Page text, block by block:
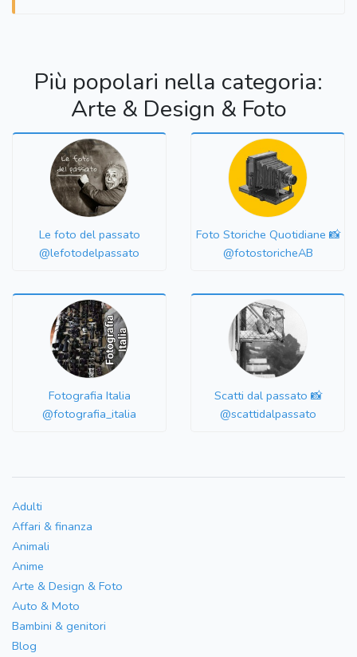
Più popolari nella categoria:
Arte & Design & Foto
Le foto del passato
@lefotodelpassato
Foto Storiche Quotidiane 📸
@fotostoricheAB
Fotografia Italia
@fotografia_italia
Scatti dal passato 📸
@scattidalpassato
Adulti
Affari & finanza
Animali
Anime
Arte & Design & Foto
Auto & Moto
Bambini & genitori
Blog